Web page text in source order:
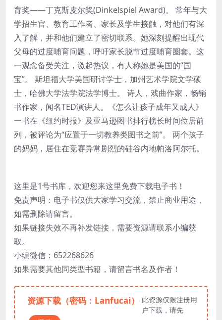
育奖——丁克斯皮尔奖(Dinkelspiel Award)。 常年与大
学招生官、教育工作者、家长及学生接触，对他们有深
入了解，并和他们建立了密切联系。她深刻提醒出现代
父母的过度哺育问题，呼吁家长脱节过度哺育圈套。这
一观念备受关注，激起热议，有人称她是美国的“国
宝”。 斯坦福大学美国研讨学士，加州艺术学院文学硕
士，哈佛大学法学院法学博士。 诗人，戏曲作家，畅销
书作家，闻名TED演讲人。《怎么让孩子成年又成人》
一书在《纽约时报》及亚马逊图书排行榜长时间位居前
列，被评论为“应置于一切教养类图书之前”。 两个孩子
的妈妈，居住在竞赛异常剧烈的硅谷内地帕洛阿尔托。
这里是1号书库，欢迎您来这里免费下载电子书！
免责声明：电子书仅供大家学习交流，禁止商业用途，
如需删除请留言。
如果链接失效不再补发链接，需要资源请联系小编获
取。
小编微信：652268626
如果需要其他同类型书籍，请留言书名及作者！
资源下载（密码：Lanfucai）
此资源仅限注册用
户下载，请先